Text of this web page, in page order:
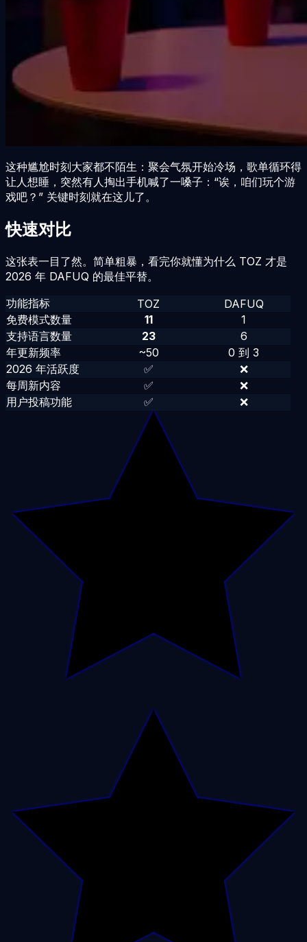
这种尴尬时刻大家都不陌生：聚会气氛开始冷场，歌单循环得
让人想睡，突然有人掏出手机喊了一嗓子：“诶，咱们玩个游
戏吧？” 关键时刻就在这儿了。
快速对比
这张表一目了然。简单粗暴，看完你就懂为什么 TOZ 才是
2026 年 DAFUQ 的最佳平替。
功能指标
TOZ
DAFUQ
免费模式数量
11
1
支持语言数量
23
6
年更新频率
~50
0 到 3
2026 年活跃度 ✅
❌
每周新内容
✅
❌
用户投稿功能
✅ ❌